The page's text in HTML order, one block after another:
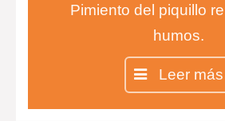
Pimiento del piquillo
humos.
Crujiente de
Langostinos
salsa de
Leer más